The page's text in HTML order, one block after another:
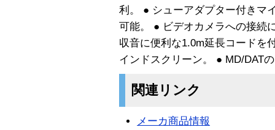
利。 ● シューアダプター付きマ
可能。 ● ビデオカメラへの接続
収音に便利な1.0m延長コードを
インドスクリーン。 ● MD/DAT
関連リンク
メーカ商品情報